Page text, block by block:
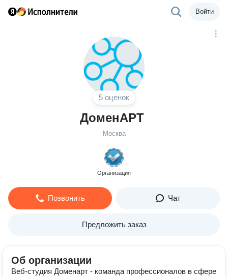
Войти
5 оценок
ДоменАРТ
Москва
Организация
Позвонить Чат
Предложить заказ
Об организации
Веб-студия Доменарт - команда профессионалов в сфере